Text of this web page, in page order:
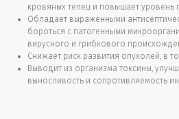
кровяных телец и повышает уровень
Обладает выраженными
бороться с патогенными
вирусного и грибкового
Снижает риск развития опухолей, в
Выводит из организма токсины,
выносливость и сопротивляемость